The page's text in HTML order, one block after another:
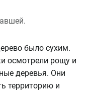
было сухим.
осмотрели рощу и
деревья. Они
территорию и